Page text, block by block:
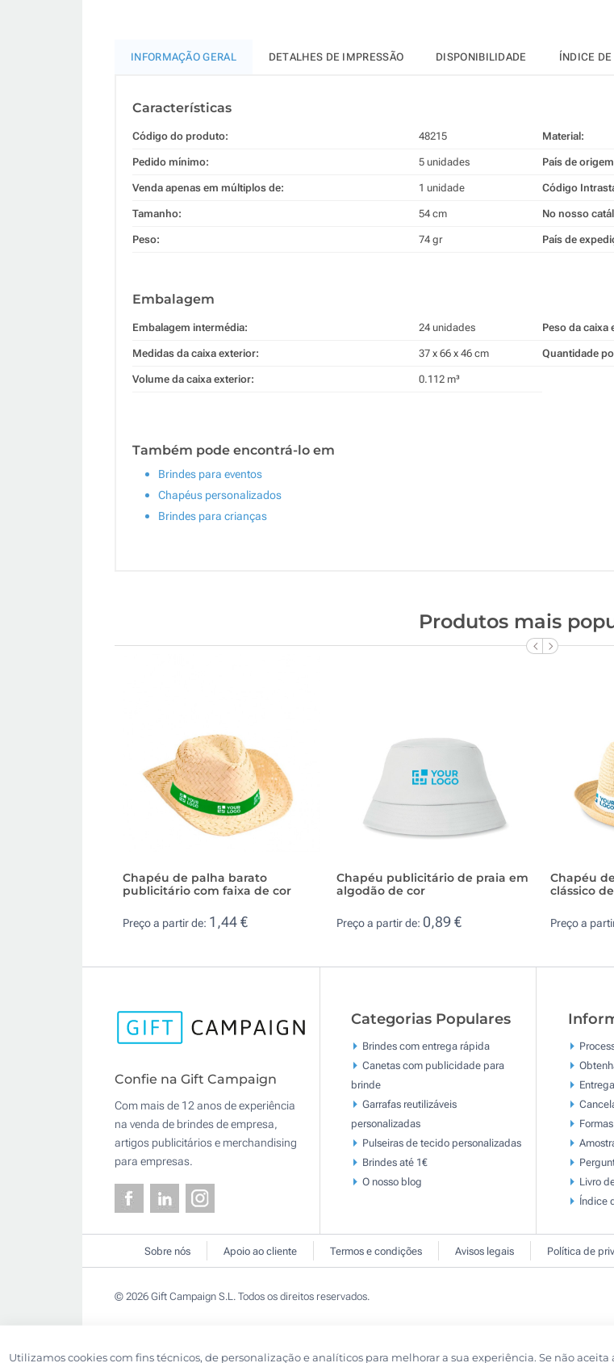
INFORMAÇÃO GERAL DETALHES DE IMPRESSÃO DISPONIBILIDADE ÍNDICE
Características
Código do produto: 48215
Pedido mínimo: 5 unidades
Venda apenas em múltiplos de: 1 unidade
Tamanho: 54 cm
Peso: 74 gr
Material:
País de
Código
No nosso
País de
Embalagem
Embalagem intermédia: 24 unidades
Medidas da caixa exterior: 37 x 66 x 46 cm
Volume da caixa exterior: 0.112 m³
Peso da caixa
Quantidade
Também pode encontrá-lo em
Brindes para eventos
Chapéus personalizados
Brindes para crianças
Produtos mais
Chapéu de palha barato
publicitário com faixa de cor
Preço a partir de: 1,44 €
Chapéu publicitário de praia em
algodão de cor
Preço a partir de: 0,89 €
Chapéu
clássico
Preço a
Confie na Gift Campaign
Com mais de 12 anos de experiência
na venda de brindes de empresa,
artigos publicitários e merchandising
para empresas.
Categorias Populares
Brindes com entrega rápida
Canetas com publicidade para
brinde
Garrafas reutilizáveis
personalizadas
Pulseiras de tecido personalizadas
Brindes até 1€
O nosso blog
Livro
Índice
Sobre nós Apoio ao cliente Termos e condições Avisos legais Política de
© 2026 Gift Campaign S.L. Todos os direitos reservados.
Utilizamos cookies com fins técnicos, de personalização e analíticos para melhorar a sua experiência. Se não aceita